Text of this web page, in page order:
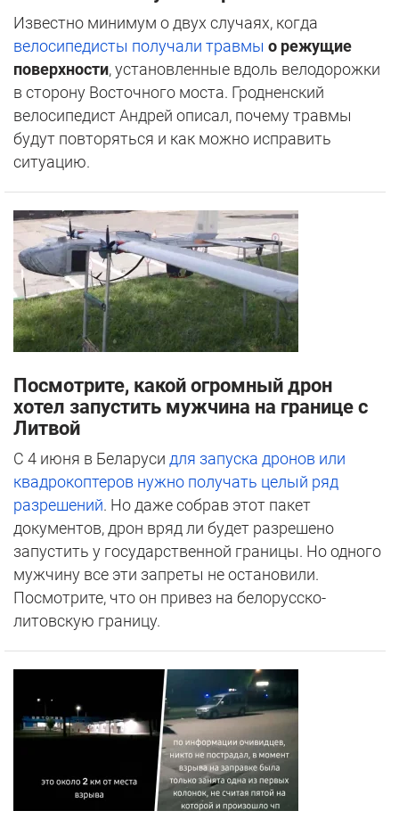
Известно минимум о двух случаях, когда
велосипедисты получали травмы о режущие
поверхности, установленные вдоль велодорожки
в сторону Восточного моста. Гродненский
велосипедист Андрей описал, почему травмы
будут повторяться и как можно исправить
ситуацию.
Посмотрите, какой огромный дрон
хотел запустить мужчина на границе с
Литвой
С 4 июня в Беларуси для запуска дронов или
квадрокоптеров нужно получать целый ряд
разрешений. Но даже собрав этот пакет
документов, дрон вряд ли будет разрешено
запустить у государственной границы. Но одного
мужчину все эти запреты не остановили.
Посмотрите, что он привез на белорусско-
литовскую границу.